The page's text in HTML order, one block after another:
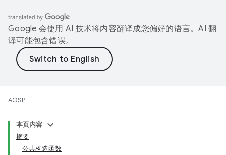
Google 会使用 AI 技术将内容翻译成您偏好的语言。AI 翻
译可能包含错误。
AOSP
本页内容
摘要
公共构造函数